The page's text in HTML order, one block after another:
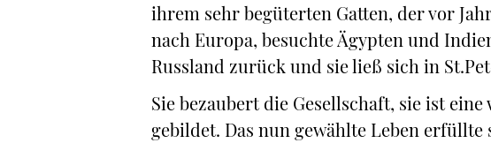
ihrem sehr begüterten Gatten, der vor
nach Europa, besuchte Ägypten und
Russland zurück und sie ließ sich in
Sie bezaubert die Gesellschaft, sie ist
gebildet. Das nun gewählte Leben